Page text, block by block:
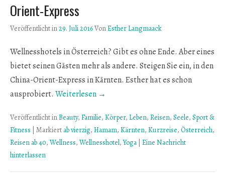
Orient-Express
Veröffentlicht in29. Juli 2016VonEsther Langmaack
Wellnesshotels in Österreich? Gibt es ohne Ende. Aber eines
bietet seinen Gästen mehr als andere. Steigen Sie ein, in den
China-Orient-Express in Kärnten. Esther hat es schon
ausprobiert. Weiterlesen →
Veröffentlicht inBeauty, Familie, Körper, Leben, Reisen, Seele, Sport &
Fitness
Markiert ab vierzig, Hamam, Kärnten, Kurzreise, Österreich,
Reisen ab 40, Wellness, Wellnesshotel,Yoga Eine Nachricht
hinterlassen